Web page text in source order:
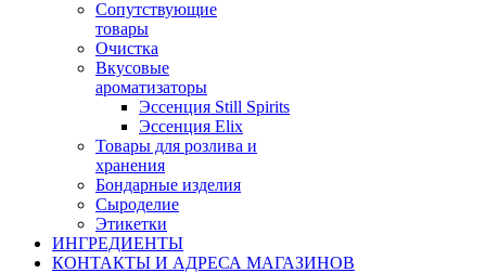
Сопутствующие
товары
Очистка
Вкусовые
ароматизаторы
Эссенция Still Spirits
Эссенция Elix
Товары для розлива и
хранения
Бондарные изделия
Cыроделие
Этикетки
ИНГРЕДИЕНТЫ
КОНТАКТЫ И АДРЕСА МАГАЗИНОВ